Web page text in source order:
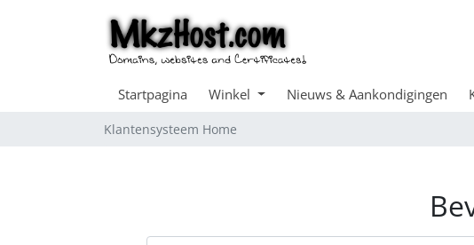
Startpagina Winkel Nieuws & Aankondigingen
Klantensysteem Home